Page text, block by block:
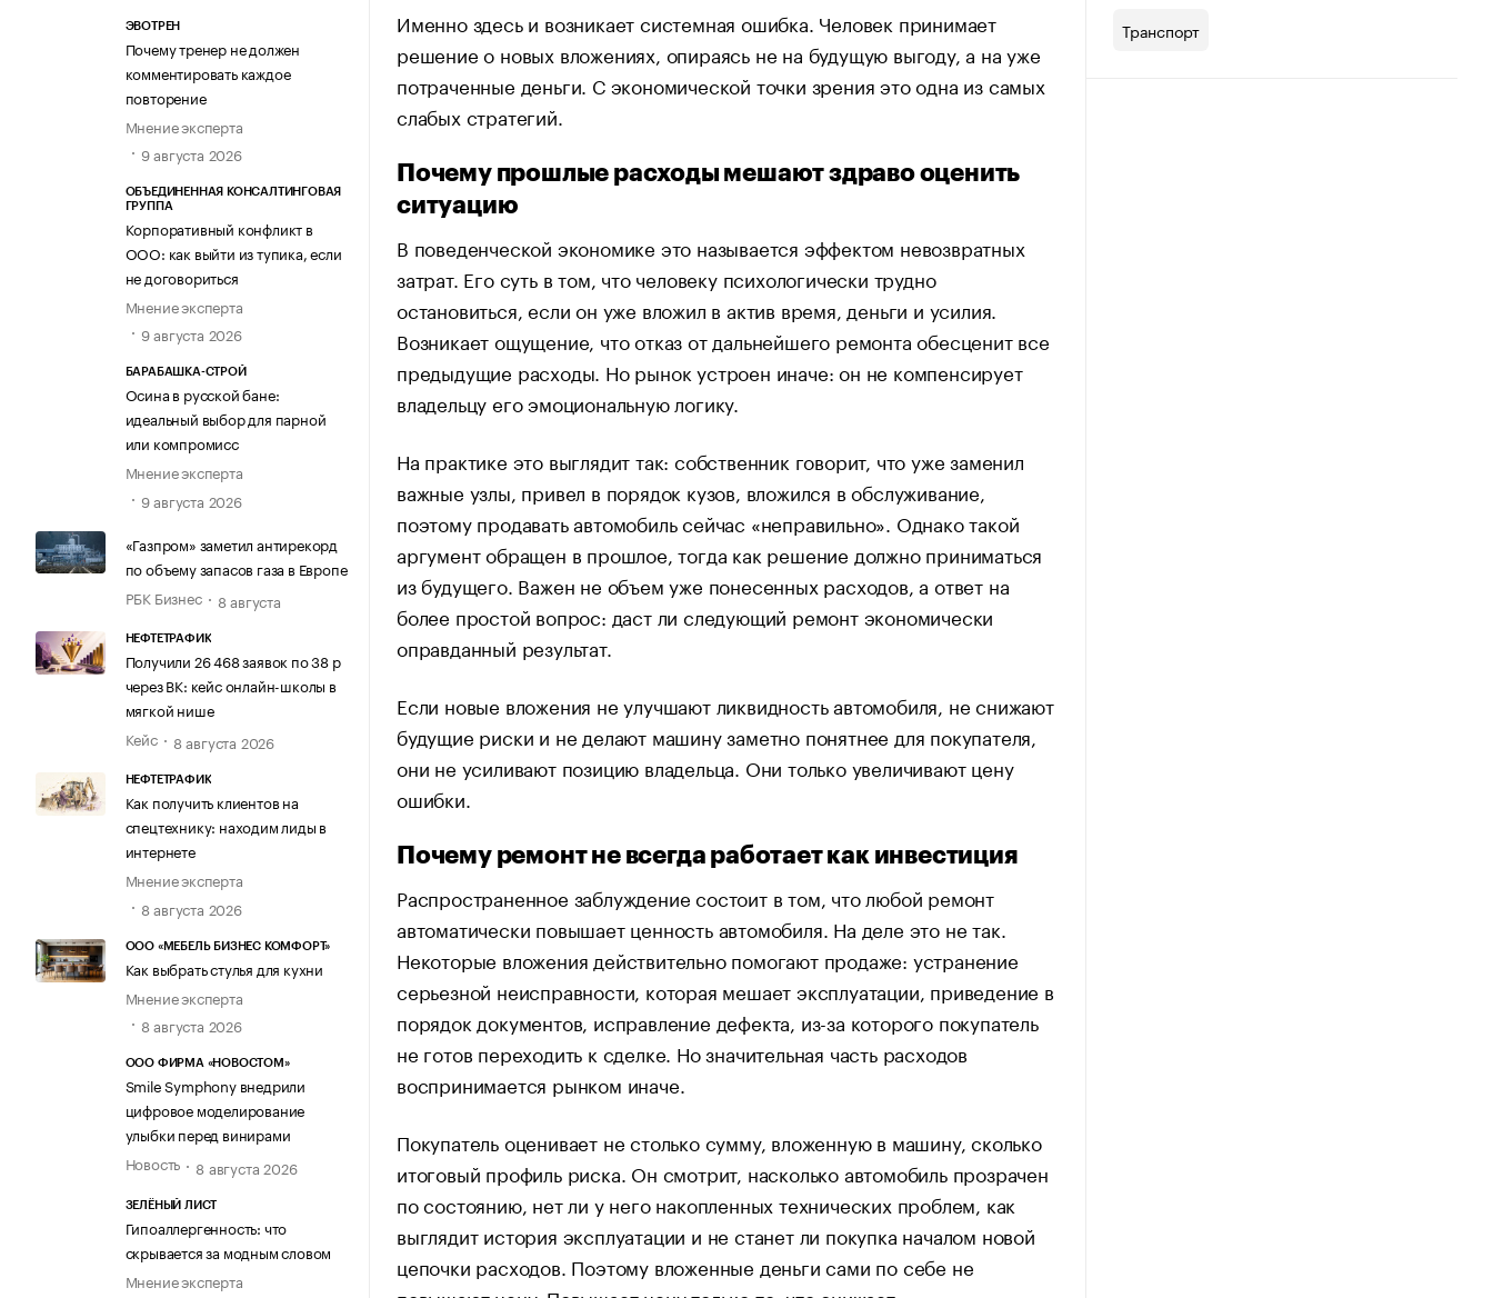
ЭВОТРЕН
Почему тренер не должен
комментировать каждое
повторение
Мнение эксперта
9 августа 2026
ОБЪЕДИНЕННАЯ КОНСАЛТИНГОВАЯ
ГРУППА
Корпоративный конфликт в
ООО: как выйти из тупика, если
не договориться
Мнение эксперта
9 августа 2026
БАРАБАШКА-СТРОЙ
Осина в русской бане:
идеальный выбор для парной
или компромисс
Мнение эксперта
9 августа 2026
«Газпром» заметил антирекорд
по объему запасов газа в Европе
РБК Бизнес
8 августа
НЕФТЕТРАФИК
Получили 26 468 заявок по 38 р
через ВК: кейс онлайн-школы в
мягкой нише
Кейс
8 августа 2026
НЕФТЕТРАФИК
Как получить клиентов на
спецтехнику: находим лиды в
интернете
Мнение эксперта
8 августа 2026
ООО «МЕБЕЛЬ БИЗНЕС КОМФОРТ»
Как выбрать стулья для кухни
Мнение эксперта
8 августа 2026
ООО ФИРМА «НОВОСТОМ»
Smile Symphony внедрили
цифровое моделирование
улыбки перед винирами
Новость
8 августа 2026
ЗЕЛЁНЫЙ ЛИСТ
Гипоаллергенность: что
скрывается за модным словом
Мнение эксперта
Именно здесь и возникает системная ошибка. Человек принимает
решение о новых вложениях, опираясь не на будущую выгоду, а на уже
потраченные деньги. С экономической точки зрения это одна из самых
слабых стратегий.
Почему прошлые расходы мешают здраво оценить
ситуацию
В поведенческой экономике это называется эффектом невозвратных
затрат. Его суть в том, что человеку психологически трудно
остановиться, если он уже вложил в актив время, деньги и усилия.
Возникает ощущение, что отказ от дальнейшего ремонта обесценит все
предыдущие расходы. Но рынок устроен иначе: он не компенсирует
владельцу его эмоциональную логику.
На практике это выглядит так: собственник говорит, что уже заменил
важные узлы, привел в порядок кузов, вложился в обслуживание,
поэтому продавать автомобиль сейчас «неправильно». Однако такой
аргумент обращен в прошлое, тогда как решение должно приниматься
из будущего. Важен не объем уже понесенных расходов, а ответ на
более простой вопрос: даст ли следующий ремонт экономически
оправданный результат.
Если новые вложения не улучшают ликвидность автомобиля, не снижают
будущие риски и не делают машину заметно понятнее для покупателя,
они не усиливают позицию владельца. Они только увеличивают цену
ошибки.
Почему ремонт не всегда работает как инвестиция
Распространенное заблуждение состоит в том, что любой ремонт
автоматически повышает ценность автомобиля. На деле это не так.
Некоторые вложения действительно помогают продаже: устранение
серьезной неисправности, которая мешает эксплуатации, приведение в
порядок документов, исправление дефекта, из-за которого покупатель
не готов переходить к сделке. Но значительная часть расходов
воспринимается рынком иначе.
Покупатель оценивает не столько сумму, вложенную в машину, сколько
итоговый профиль риска. Он смотрит, насколько автомобиль прозрачен
по состоянию, нет ли у него накопленных технических проблем, как
выглядит история эксплуатации и не станет ли покупка началом новой
цепочки расходов. Поэтому вложенные деньги сами по себе не
Транспорт